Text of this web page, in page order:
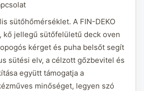
sütőhőmérséklet. A FIN-DEKO
kő jellegű sütőfelületű deck oven
kérget és puha belsőt segít
sütési elv, a célzott gőzbevitel és
együtt támogatja a
minőséget, legyen szó